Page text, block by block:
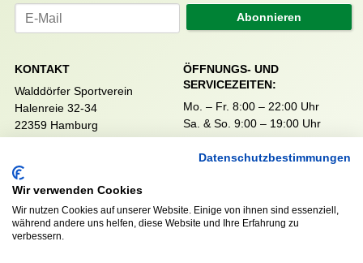
Abonnieren
KONTAKT
Walddörfer Sportverein
Halenreie 32-34
22359 Hamburg
Tel. 040 / 64 50 62 - 0
ÖFFNUNGS- UND
SERVICEZEITEN:
Mo. – Fr. 8:00 – 22:00 Uhr
Sa. & So. 9:00 – 19:00 Uhr
MEDIA VEREINSSHOP
Datenschutzbestimmungen
Wir verwenden Cookies
Wir nutzen Cookies auf unserer Website. Einige von ihnen sind essenziell,
während andere uns helfen, diese Website und Ihre Erfahrung zu
verbessern.